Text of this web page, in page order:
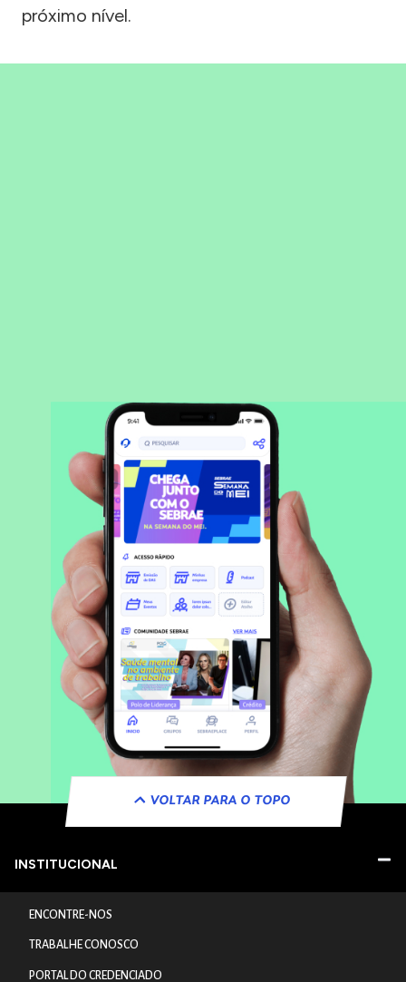
próximo nível.
VOLTAR PARA O TOPO
INSTITUCIONAL
ENCONTRE-NOS
TRABALHE CONOSCO
PORTAL DO CREDENCIADO